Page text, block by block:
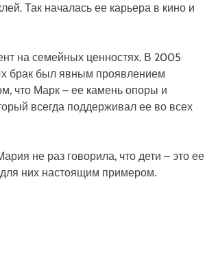
Так началась ее карьера в кино и
на семейных ценностях. В 2005
брак был явным проявлением
что Марк – ее камень опоры и
всегда поддерживал ее во всех
не раз говорила, что дети – это ее
для них настоящим примером.